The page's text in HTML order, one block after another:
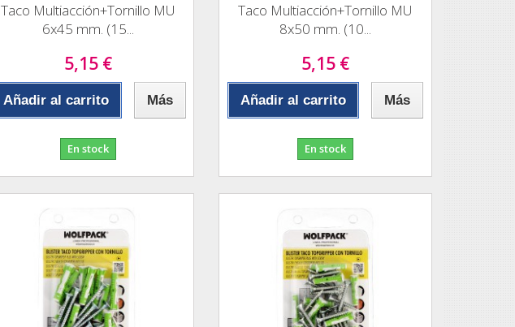
Taco Multiacción+Tornillo MU
6x45 mm. (15...
5,15 €
Añadir al carrito Más
En stock
Taco Multiacción+Tornillo MU
8x50 mm. (10...
5,15 €
Añadir al carrito Más
En stock